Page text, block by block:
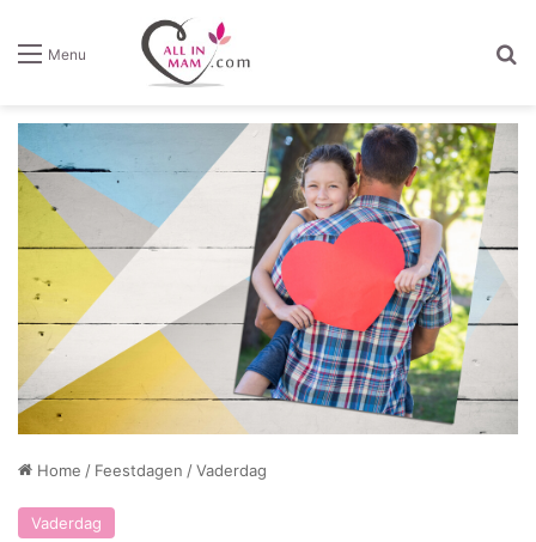
Menu
Home / Feestdagen /Vaderdag
Vaderdag